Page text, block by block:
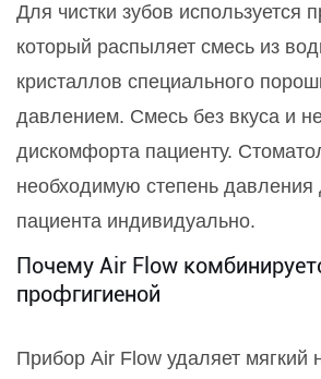
Для чистки зубов используется
который распыляет смесь из
кристаллов специального
давлением. Смесь без вкуса и
дискомфорта пациенту.
необходимую степень давления
пациента индивидуально.
Почему Air Flow
профгигиеной
Прибор Air Flow удаляет мягкий